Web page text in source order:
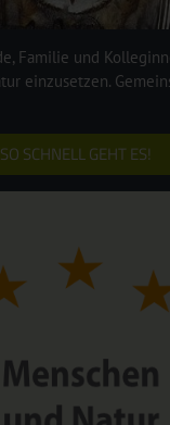
Familie und
einzusetzen.
SO SCHNELL GEHT ES!